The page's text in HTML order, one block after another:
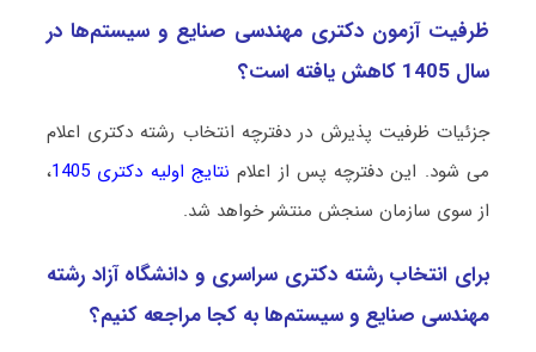
ظرفیت آزمون دکتری مهندسی صنایع و سیستم‌ها در
سال 1405 کاهش یافته است؟
جزئیات ظرفیت پذیرش در دفترچه انتخاب رشته دکتری اعلام
می شود. این دفترچه پس از اعلام نتایج اولیه دکتری 1405
،
از سوی سازمان سنجش منتشر خواهد شد.
برای انتخاب رشته دکتری سراسری و دانشگاه آزاد رشته
مهندسی صنایع و سیستم‌ها به کجا مراجعه کنیم؟